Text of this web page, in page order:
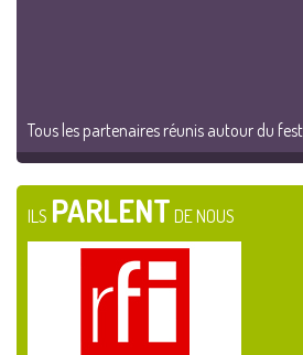
Tous les partenaires réunis autour du
ILS PARLENT DE NOUS